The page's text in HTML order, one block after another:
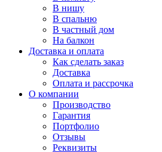
В нишу
В спальню
В частный дом
На балкон
Доставка и оплата
Как сделать заказ
Доставка
Оплата и рассрочка
О компании
Производство
Гарантия
Портфолио
Отзывы
Реквизиты